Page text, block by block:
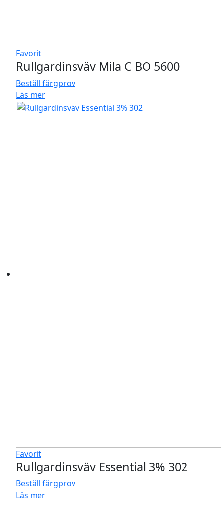
Favorit
Rullgardinsväv Mila C BO 5600
Beställ färgprov
Läs mer
Favorit
Rullgardinsväv Essential 3% 302
Beställ färgprov
Läs mer